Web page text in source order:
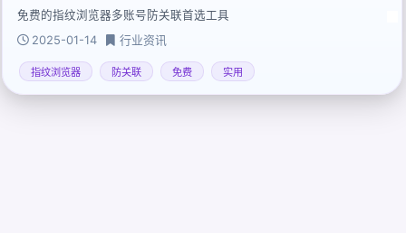
免费的指纹浏览器多账号防关联首选工具
2025-01-14
行业资讯
指纹浏览器 防关联 免费 实用